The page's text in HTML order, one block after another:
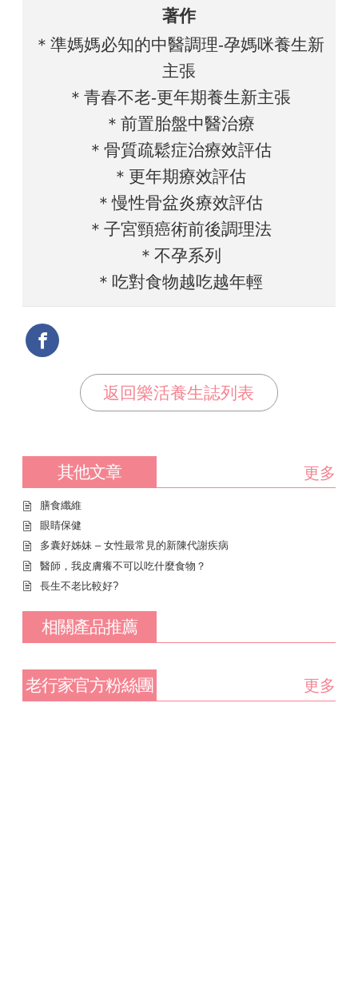
著作
＊準媽媽必知的中醫調理-孕媽咪養生新
主張
＊青春不老-更年期養生新主張
＊前置胎盤中醫治療
＊骨質疏鬆症治療效評估
＊更年期療效評估
＊慢性骨盆炎療效評估
＊子宮頸癌術前後調理法
＊不孕系列
＊吃對食物越吃越年輕
返回樂活養生誌列表
其他文章 更多
膳食纖維
眼睛保健
多囊好姊妹 – 女性最常見的新陳代謝疾病
醫師，我皮膚癢不可以吃什麼食物？
長生不老比較好?
相關產品推薦
老行家官方粉絲團 更多